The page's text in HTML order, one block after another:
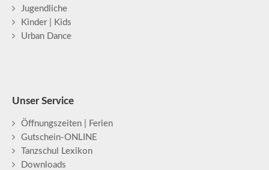
Jugendliche
Kinder | Kids
Urban Dance
Unser Service
Öffnungszeiten | Ferien
Gutschein-ONLINE
Tanzschul Lexikon
Downloads